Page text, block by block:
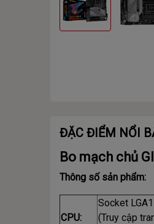
ĐẶC ĐIỂM NỔI
Bo mạch chủ
Thông số sản phẩm:
CPU:
Socket
(Truy cập